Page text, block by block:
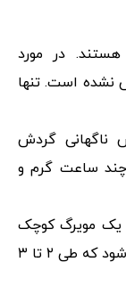
هستند. در مورد
نشده است. تنها
ناگهانی گردش
ساعت گرم و
یک مویرگ کوچک
برخورد کند، ممکن است کبودی جزئی ایجاد شود که طی ۲ تا ۳